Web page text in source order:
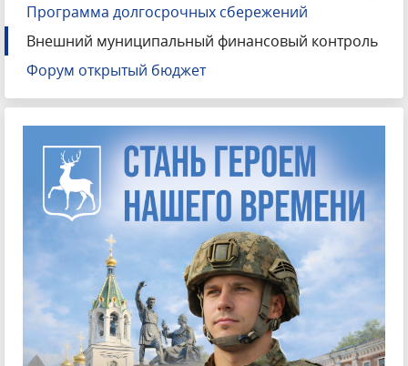
Программа долгосрочных сбережений
Внешний муниципальный финансовый контроль
Форум открытый бюджет